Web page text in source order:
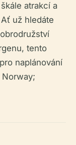
atrakcí a
už hledáte
tento
naplánování